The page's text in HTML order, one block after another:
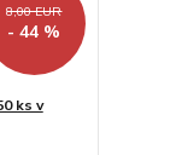
8,00 EUR
- 44 %
ks v